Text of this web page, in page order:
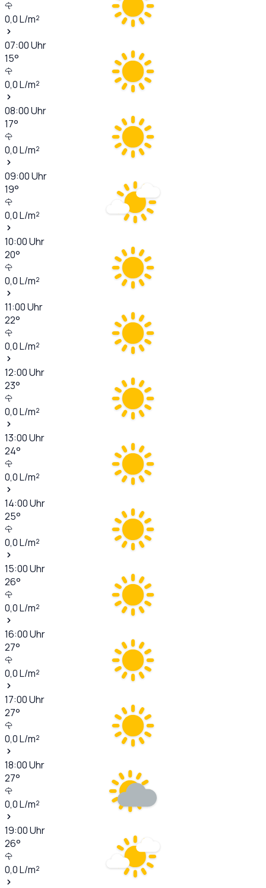
0,0L/m²
07:00Uhr
15°
0,0L/m²
08:00Uhr
17°
0,0L/m²
09:00Uhr
19°
0,0L/m²
10:00Uhr
20°
0,0L/m²
11:00Uhr
22°
0,0L/m²
12:00Uhr
23°
0,0L/m²
13:00Uhr
24°
0,0L/m²
14:00Uhr
25°
0,0L/m²
15:00Uhr
26°
0,0L/m²
16:00Uhr
27°
0,0L/m²
17:00Uhr
27°
0,0L/m²
18:00Uhr
27°
0,0L/m²
19:00Uhr
26°
0,0L/m²